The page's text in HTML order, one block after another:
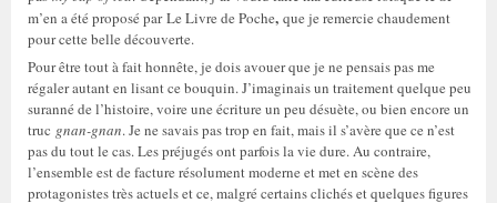
m’en a été proposé par Le Livre de Poche, que je remercie chaudement
pour cette belle découverte.
Pour être tout à fait honnête, je dois avouer que je ne pensais pas me
régaler autant en lisant ce bouquin. J’imaginais un traitement quelque peu
suranné de l’histoire, voire une écriture un peu désuète, ou bien encore un
truc gnan-gnan. Je ne savais pas trop en fait, mais il s’avère que ce n’est
pas du tout le cas. Les préjugés ont parfois la vie dure. Au contraire,
l’ensemble est de facture résolument moderne et met en scène des
protagonistes très actuels et ce, malgré certains clichés et quelques figures